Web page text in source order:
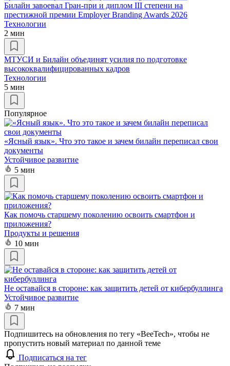
Билайн завоевал Гран-при и диплом III степени на
престижной премии Employer Branding Awards 2026
Технологии
2 мин
МТУСИ и Билайн объединят усилия по подготовке
высококвалифицированных кадров
Технологии
5 мин
Популярное
«Ясный язык». Что это такое и зачем билайн переписал свои
документы
Устойчивое развитие
5 мин
Как помочь старшему поколению освоить смартфон и
приложения?
Продукты и решения
10 мин
Не оставайся в стороне: как защитить детей от кибербуллинга
Устойчивое развитие
7 мин
Подпишитесь на обновления по тегу «BeeTech», чтобы не
пропустить новый материал по данной теме
Подписаться на тег